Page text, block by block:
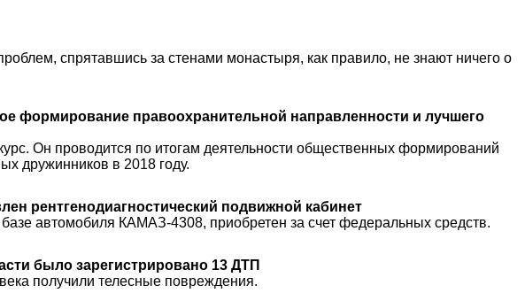
спрятавшись за стенами монастыря, как правило, не знают ничего о
формирование правоохранительной направленности и лучшего
Он проводится по итогам деятельности общественных формирований
дружинников в 2018 году.
рентгенодиагностический подвижной кабинет
автомобиля КАМАЗ-4308, приобретен за счет федеральных средств.
было зарегистрировано 13 ДТП
получили телесные повреждения.